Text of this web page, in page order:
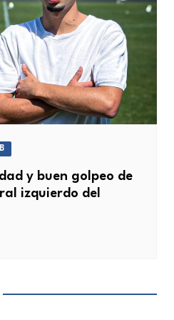
y buen golpeo de
izquierdo del